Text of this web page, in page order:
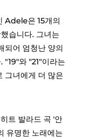
Adele은 15개의
습니다. 그녀는
되어 엄청난 양의
"19"와 "21"이라는
그녀에게 더 많은
트 발라드 곡 '안
유명한 노래에는